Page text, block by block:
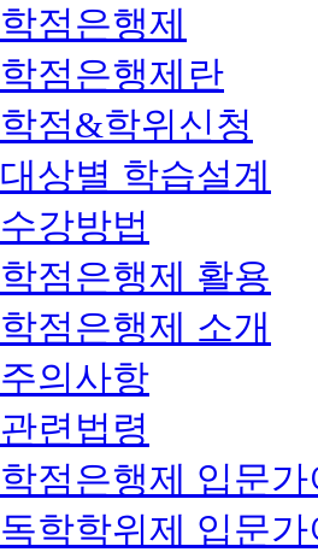
학점은행제
학점은행제란
학점&학위신청
대상별 학습설계
수강방법
학점은행제 활용
학점은행제 소개
주의사항
관련법령
학점은행제 입문가
독학학위제 입문가